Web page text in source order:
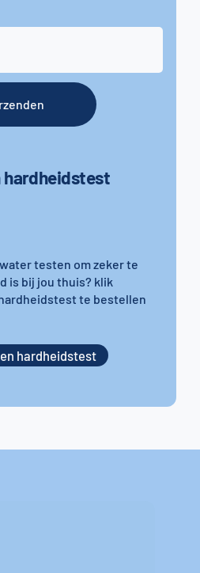
hardheidstest
testen om zeker te
is bij jou thuis? klik
te bestellen
hardheidstest